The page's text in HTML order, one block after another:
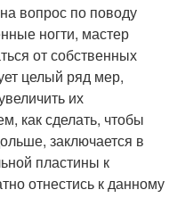
вопрос по поводу
ногти, мастер
от собственных
целый ряд мер,
их
как сделать, чтобы
заключается в
пластины к
отнестись к данному